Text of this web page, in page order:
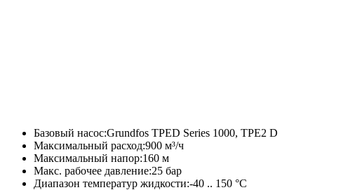
Базовый насос:Grundfos TPED Series 1000, TPE2 D
Максимальный расход:900 м³/ч
Максимальный напор:160 м
Макс. рабочее давление:25 бар
Диапазон температур жидкости:-40 .. 150 °C